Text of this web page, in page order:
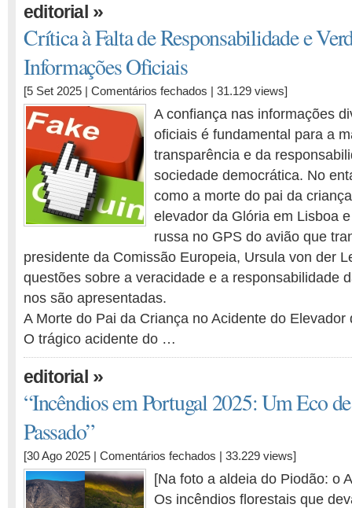
editorial»
Crítica à Falta de Responsabilidade e
Informações Oficiais
[5 Set 2025 | Comentários fechados em
à
Falta
de
Responsabilidade
nas
Informações
Oficiais
| 31.129 views]
A confiança nas informações
oficiais é fundamental para a
transparência e da
sociedade democrática. No
como a morte do pai da
elevador da Glória em Lisboa
russa no GPS do avião que
presidente da Comissão Europeia, Ursula von der
questões sobre a veracidade e a responsabilidade
nos são apresentadas.
A Morte do Pai da Criança no Acidente do Elevador
O trágico acidente do …
editorial»
“Incêndios em Portugal 2025: Um Eco
Passado”
[30 Ago 2025 | Comentários fechados em
em
Portugal
| 33.229 views]
[Na foto a aldeia do Piodão: o
Os incêndios florestais que